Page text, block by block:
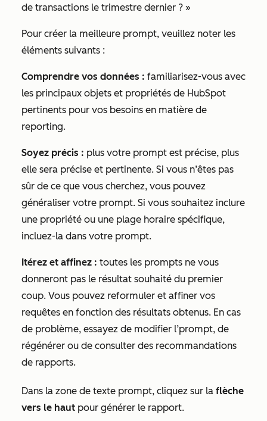
de transactions le trimestre dernier ? »
Pour créer la meilleure prompt, veuillez noter les
éléments suivants :
Comprendre vos données : familiarisez-vous avec
les principaux objets et propriétés de HubSpot
pertinents pour vos besoins en matière de
reporting.
Soyez précis : plus votre prompt est précise, plus
elle sera précise et pertinente. Si vous n’êtes pas
sûr de ce que vous cherchez, vous pouvez
généraliser votre prompt. Si vous souhaitez inclure
une propriété ou une plage horaire spécifique,
incluez-la dans votre prompt.
Itérez et affinez : toutes les prompts ne vous
donneront pas le résultat souhaité du premier
coup. Vous pouvez reformuler et affiner vos
requêtes en fonction des résultats obtenus. En cas
de problème, essayez de modifier l’prompt, de
régénérer ou de consulter des recommandations
de rapports.
Dans la zone de texte prompt, cliquez sur la flèche
vers le haut pour générer le rapport.